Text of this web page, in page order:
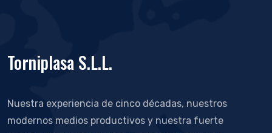
Torniplasa S.L.L.
Nuestra experiencia de cinco décadas, nuestros
modernos medios productivos y nuestra fuerte